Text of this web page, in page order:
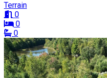
Terrain
0
0
0